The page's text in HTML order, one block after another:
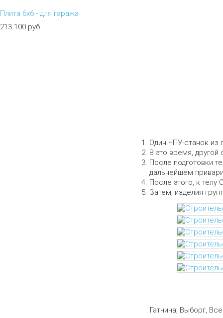
Плита 6х6 - для гаража
213 100 руб.
Один ЧПУ-станок из
В это время, другой
После подготовки
дальнейшем
После этого, к телу
Затем, изделия
Гатчина, Выборг,